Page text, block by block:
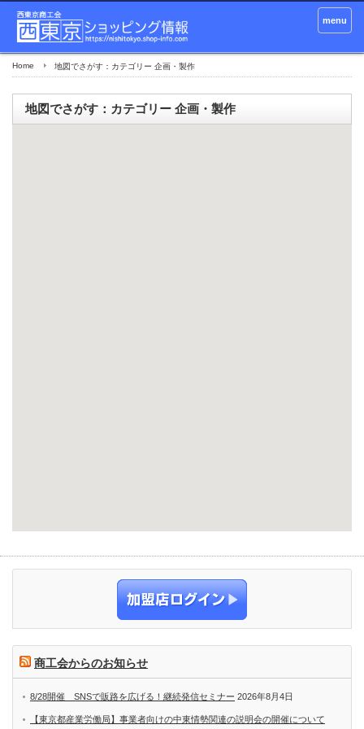
menu
Home 地図でさがす：カテゴリー 企画・製作
地図でさがす：カテゴリー 企画・製作
商工会からのお知らせ
8/28開催 SNSで販路を広げる！継続発信セミナー 2026年8月4日
【東京都産業労働局】事業者向けの中東情勢関連の説明会の開催について